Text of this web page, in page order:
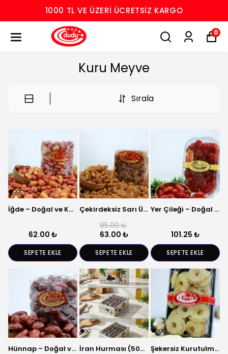
1000 TL VE ÜZERI ÜCRETSIZ KARGO
0
Kuru Meyve
Sırala
İğde – Doğal ve Katkısız Kuru Meyve
62.00 ₺
SEPETE EKLE
Çekirdeksiz Sarı Üzüm – Doğal Kuru Meyve
85.00 ₺
63.00 ₺
SEPETE EKLE
Yer Çileği – Doğal Kurutulmuş Meyve
101.25 ₺
SEPETE EKLE
Hünnap – Doğal ve Katkısız Kuru Meyve İran Hurması (500 Gr) – Doğal, Yumuşak ve Tatlı Lezzet Şekersiz Kurutulmuş Elma – Doğal Kuru Meyve